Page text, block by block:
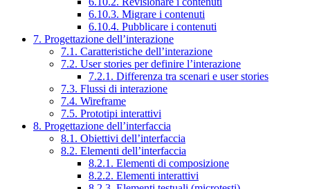
6.10.3. Migrare i contenuti
6.10.4. Pubblicare i contenuti
7. Progettazione dell’interazione
7.1. Caratteristiche dell’interazione
7.2. User stories per definire l’interazione
7.2.1. Differenza tra scenari e user stories
7.3. Flussi di interazione
7.4. Wireframe
7.5. Prototipi interattivi
8. Progettazione dell’interfaccia
8.1. Obiettivi dell’interfaccia
8.2. Elementi dell’interfaccia
8.2.1. Elementi di composizione
8.2.2. Elementi interattivi